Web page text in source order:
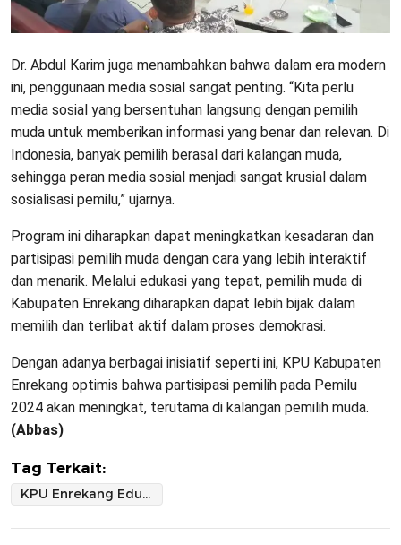
Dr. Abdul Karim juga menambahkan bahwa dalam era modern
ini, penggunaan media sosial sangat penting. “Kita perlu
media sosial yang bersentuhan langsung dengan pemilih
muda untuk memberikan informasi yang benar dan relevan. Di
Indonesia, banyak pemilih berasal dari kalangan muda,
sehingga peran media sosial menjadi sangat krusial dalam
sosialisasi pemilu,” ujarnya.
Program ini diharapkan dapat meningkatkan kesadaran dan
partisipasi pemilih muda dengan cara yang lebih interaktif
dan menarik. Melalui edukasi yang tepat, pemilih muda di
Kabupaten Enrekang diharapkan dapat lebih bijak dalam
memilih dan terlibat aktif dalam proses demokrasi.
Dengan adanya berbagai inisiatif seperti ini, KPU Kabupaten
Enrekang optimis bahwa partisipasi pemilih pada Pemilu
2024 akan meningkat, terutama di kalangan pemilih muda.
(Abbas)
Tag Terkait:
KPU Enrekang Edukasi dan Sosialisasi Pemilih Untuk Meningkatkan Partisipasi Pemilu 2024